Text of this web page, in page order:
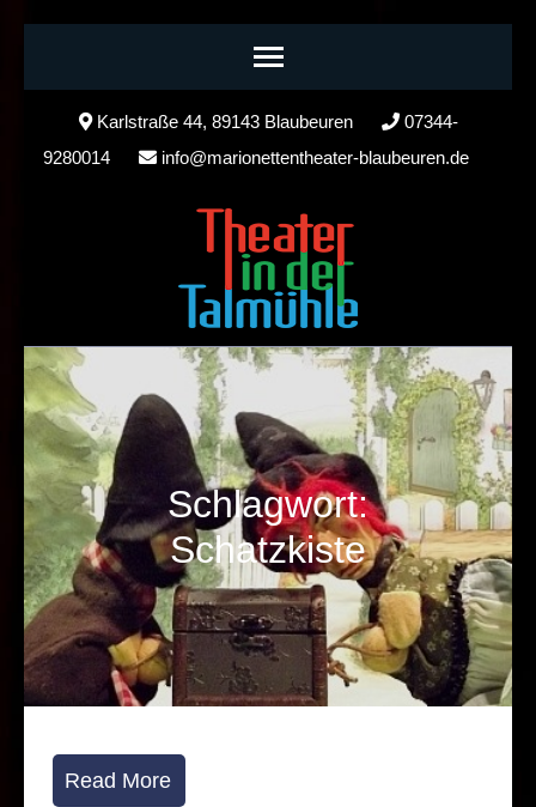
Karlstraße 44, 89143 Blaubeuren
07344-
9280014
info@marionettentheater-blaubeuren.de
Schlagwort:
Schatzkiste
Read More